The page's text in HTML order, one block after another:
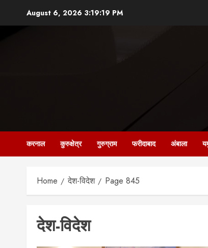
August 6, 2026 3:19:21 PM
करनाल कुरुक्षेत्र गुरुग्राम फरीदाबाद अंबाला
Home देश-विदेश Page 845
देश-विदेश